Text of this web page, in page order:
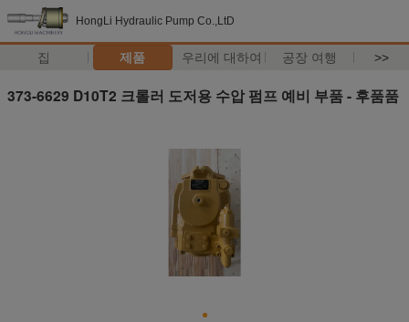
HongLi Hydraulic Pump Co.,LtD
집 제품 우리에 대하여 공장 여행 >>
373-6629 D10T2 크롤러 도저용 수압 펌프 예비 부품 - 후품품